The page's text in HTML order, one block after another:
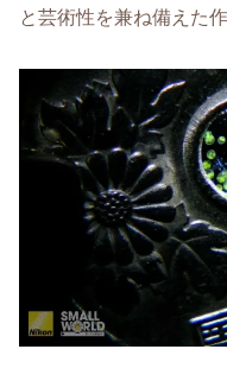
と芸術性を兼ね備えた